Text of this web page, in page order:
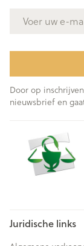
Door op
nieuwsbrief en
Juridische links